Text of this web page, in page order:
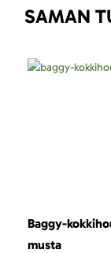
SAMAN
Baggy-
musta